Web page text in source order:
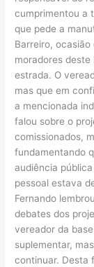
cumprimentou a
que pede a
Barreiro,
moradores
estrada. O
mas que em
a mencionada
falou sobre o
comissionados,
fundamentando
audiência
pessoal estava
Fernando
debates dos
vereador da
suplementar,
continuar. Desta